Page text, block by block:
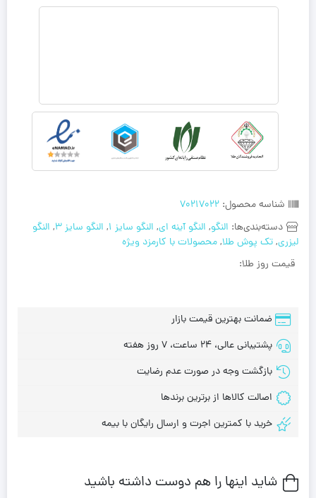
شناسه محصول: 70217022
دسته‌بندی‌ها: النگو, النگو آینه ای, النگو سایز 1 , النگو سایز 3 , النگو
لیزری,تک پوش طلا,محصولات با کارمزد ویژه
قیمت روز طلا:
ضمانت بهترین قیمت بازار
پشتیبانی عالی، 24 ساعت، 7 روز هفته
بازگشت وجه در صورت عدم رضایت
اصالت کالاها از برترین برندها
خرید با کمترین اجرت و ارسال رایگان با بیمه
شاید اینها را هم دوست داشته باشید